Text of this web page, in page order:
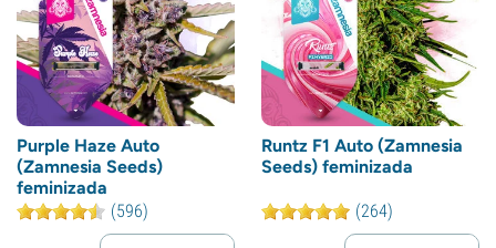
Purple Haze Auto
(Zamnesia Seeds)
feminizada
(596)
Runtz F1 Auto (Zamnesia
Seeds) feminizada
(264)